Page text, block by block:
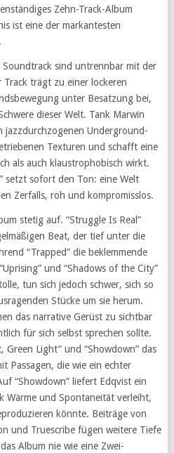
Zehn-Track-Album
ist eine der markantesten
Soundtrack sind untrennbar mit der
Track trägt zu einer lockeren
unter Besatzung bei,
dieser Welt. Tank Marwin
jazzdurchzogenen Underground-
Texturen und schafft eine
als auch klaustrophobisch wirkt.
setzt sofort den Ton: eine Welt
Zerfalls, roh und kompromisslos.
stetig auf. “Struggle Is Real”
Beat, der tief unter die
“Trapped” die beklemmende
und “Shadows of the City”
tun sich jedoch schwer, sich so
Stücke um sie herum.
das narrative Gerüst zu sichtbar
für sich selbst sprechen sollte.
Green Light” und “Showdown” das
Passagen, die wie ein echter
“Showdown” liefert Edqvist ein
Wärme und Spontaneität verleiht,
könnte. Beiträge von
und Truescribe fügen weitere Tiefe
Album nie wie eine Zwei-